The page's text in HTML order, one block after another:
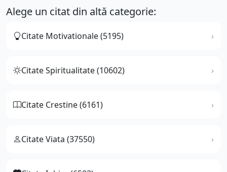
Alege un citat din altă categorie:
Citate Motivationale (5195)
Citate Spiritualitate (10602)
Citate Crestine (6161)
Citate Viata (37550)